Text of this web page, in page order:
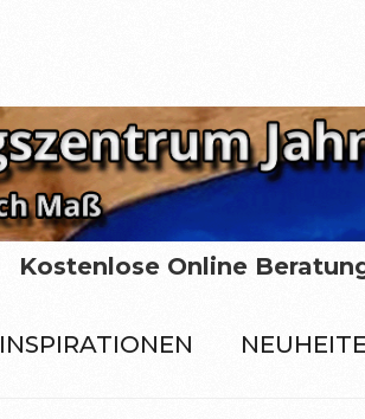
Kostenlose Online
INSPIRATIONEN